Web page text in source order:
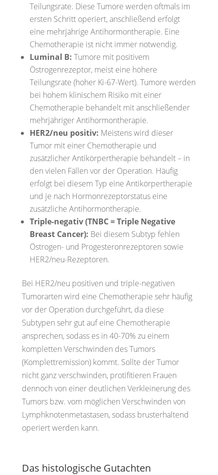
Teilungsrate. Diese Tumore werden oftmals im
ersten Schritt operiert, anschließend erfolgt
eine mehrjährige Antihormontherapie. Eine
Chemotherapie ist nicht immer notwendig.
Luminal B: Tumore mit positivem
Östrogenrezeptor, meist eine höhere
Teilungsrate (hoher Ki-67-Wert). Tumore werden
bei hohem klinischem Risiko mit einer
Chemotherapie behandelt mitanschließender
mehrjähriger Antihormontherapie.
HER2/neu positiv: Meistens wird dieser
Tumor mit einer Chemotherapie und
zusätzlicher Antikörpertherapie behandelt – in
den vielen Fällen vor der Operation. Häufig
erfolgt bei diesem Typ eine Antikörpertherapie
und je nach Hormonrezeptorstatus eine
zusätzliche Antihormontherapie.
Triple-negativ (TNBC = Triple Negative
Breast Cancer): Bei diesem Subtyp fehlen
Östrogen- und Progesteronrezeptoren sowie
HER2/neu-Rezeptoren.
Bei HER2/neu positiven und triple-negativen
Tumorarten wird eine Chemotherapie sehr häufig
vor der Operation durchgeführt, da diese
Subtypen sehr gut auf eine Chemotherapie
ansprechen, sodass es in 40-70% zu einem
kompletten Verschwinden des Tumors
(Komplettremission) kommt. Sollte der Tumor
nicht ganz verschwinden, protifitieren Frauen
dennoch von einer deutlichen Verkleinerung des
Tumors bzw. vom möglichen Verschwinden von
Lymphknotenmetastasen, sodass brusterhaltend
operiertwerden kann.
Das histologische Gutachten